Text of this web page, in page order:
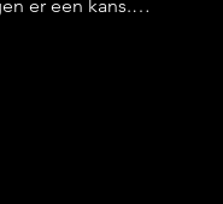
er een kans.…